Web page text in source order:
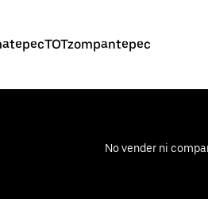
No vender ni